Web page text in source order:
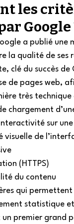
les
Google
a publié
la qualité de
clé du succès
de pages web,
très
chargement
sur
visuelle de
(HTTPS)
du contenu
qui
statistique
un premier